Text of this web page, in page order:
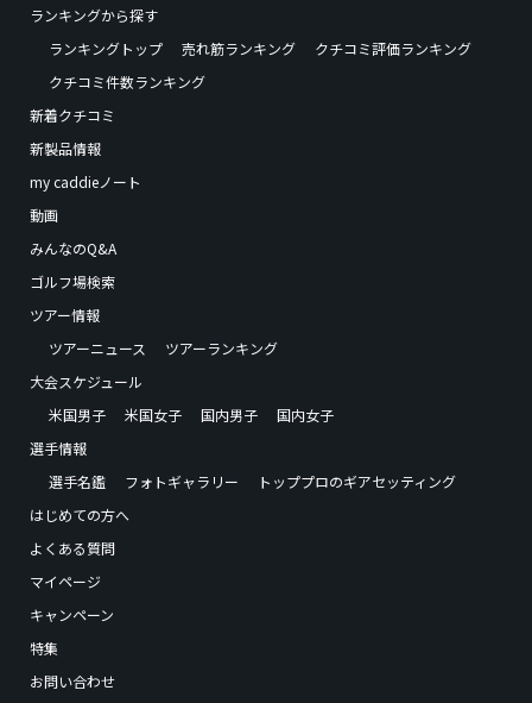
ランキングから探す
ランキングトップ
売れ筋ランキング
クチコミ評価ランキング
クチコミ件数ランキング
新着クチコミ
新製品情報
my caddieノート
動画
みんなのQ&A
ゴルフ場検索
ツアー情報
ツアーニュース
ツアーランキング
大会スケジュール
米国男子
米国女子 国内男子
国内女子
選手情報
選手名鑑
フォトギャラリー
トッププロのギアセッティング
はじめての方へ
よくある質問
マイページ
キャンペーン
特集
お問い合わせ